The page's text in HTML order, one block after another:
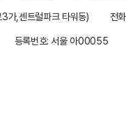
가,센트럴파크 타워동)
전
등록번호: 서울 아00055